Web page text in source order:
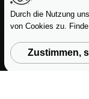
Alternativen
Preise
Preise und Pläne
Durch die Nutzung
von Cookies zu.
Zustimmen,